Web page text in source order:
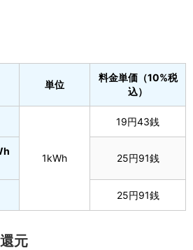
単位
料金単価（10%税
込）
1kWh
19円43銭
25円91銭
25円91銭
元